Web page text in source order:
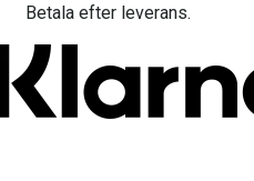
Betala efter leverans.